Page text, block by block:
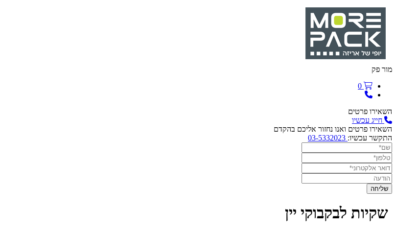
מור פק
0
השאירו פרטים
חייג עכשיו
השאירו פרטים ואנו נחזור אליכם בהקדם
התקשר עכשיו:
שקיות לבקבוקי יין